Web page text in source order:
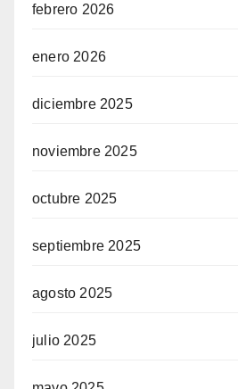
febrero 2026
enero 2026
diciembre 2025
noviembre 2025
octubre 2025
septiembre 2025
agosto 2025
julio 2025